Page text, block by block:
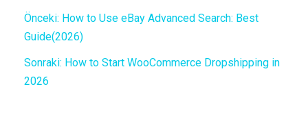
Önceki: How to Use eBay Advanced Search: Best
Guide(2026)
Sonraki: How to Start WooCommerce Dropshipping in
2026